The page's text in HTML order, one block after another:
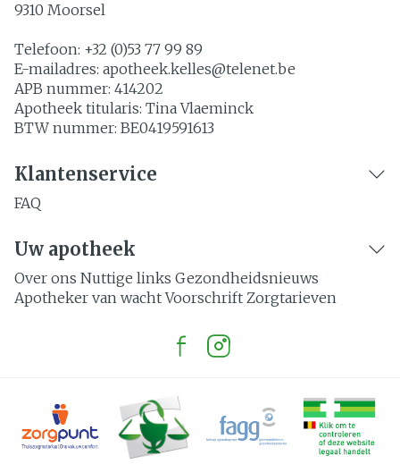
9310 Moorsel
Telefoon: +32 (0)53 77 99 89
E-mailadres: apotheek.kelles@telenet.be
APB nummer: 414202
Apotheek titularis: Tina Vlaeminck
BTW nummer: BE0419591613
Klantenservice
FAQ
Uw apotheek
Over ons Nuttige links Gezondheidsnieuws
Apotheker van wacht Voorschrift Zorgtarieven